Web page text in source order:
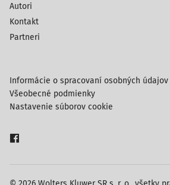
Autori
Kontakt
Partneri
Informácie o spracovaní osobných údajov
Všeobecné podmienky
Nastavenie súborov cookie